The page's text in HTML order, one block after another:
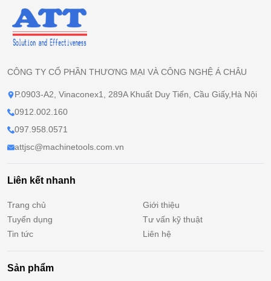
CÔNG TY CỔ PHẦN THƯƠNG MẠI VÀ CÔNG NGHỆ Á CHÂU
P.0903-A2, Vinaconex1, 289A Khuất Duy Tiến, Cầu Giấy,Hà Nội
0912.002.160
097.958.0571
attjsc@machinetools.com.vn
Liên kết nhanh
Trang chủ
Giới thiệu
Tuyển dụng
Tư vấn kỹ thuật
Tin tức
Liên hệ
Sản phẩm